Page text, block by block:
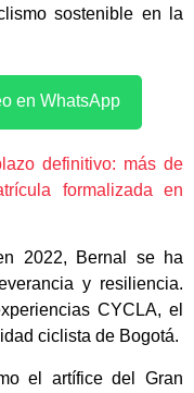
sostenible en la
en WhatsApp
definitivo: más de
formalizada en
2022, Bernal se ha
y resiliencia.
CYCLA, el
ciclista de Bogotá.
el artífice del Gran